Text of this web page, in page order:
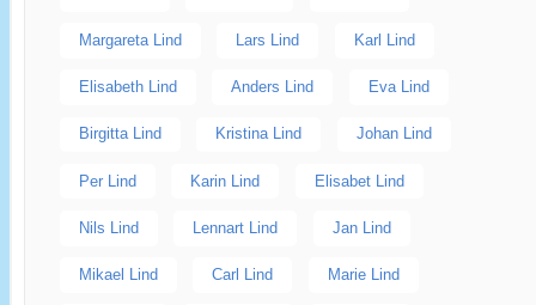
Margareta Lind Lars Lind Karl Lind
Elisabeth Lind Anders Lind Eva Lind
Birgitta Lind Kristina Lind Johan Lind
Per Lind Karin Lind Elisabet Lind
Nils Lind Lennart Lind Jan Lind
Mikael Lind Carl Lind Marie Lind